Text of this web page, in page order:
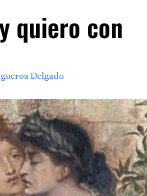
quiero con
Delgado